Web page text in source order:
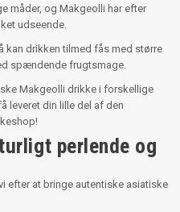
måder, og Makgeolli har efter
udseende.
drikken tilmed fås med større
spændende frugtsmage.
Makgeolli drikke i forskellige
leveret din lille del af den
perlende og
efter at bringe autentiske asiatiske